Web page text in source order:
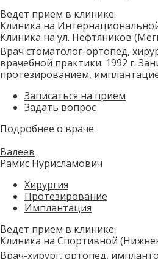
Ведет прием в клинике:
Клиника на
Клиника на ул. Нефтяников
Врач стоматолог-ортопед,
врачебной практики: 1992 г.
протезированием,
Записаться на прием
Задать вопрос
Подробнее о враче
Валеев
Рамис Нурисламович
Хирургия
Протезирование
Имплантация
Ведет прием в клинике:
Клиника на Спортивной
Врач-хирург, ортопед,